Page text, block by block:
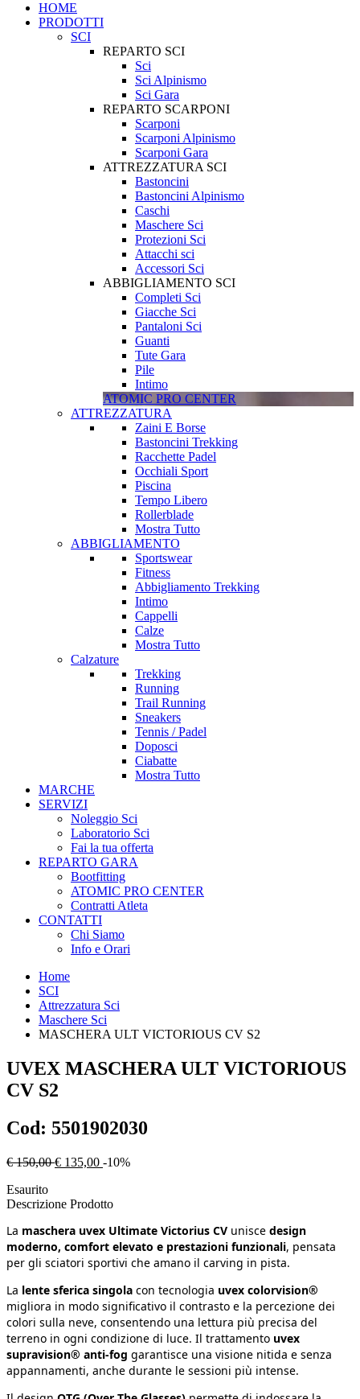
HOME
PRODOTTI
SCI
REPARTO SCI
Sci
Sci Alpinismo
Sci Gara
REPARTO SCARPONI
Scarponi
Scarponi Alpinismo
Scarponi Gara
ATTREZZATURA SCI
Bastoncini
Bastoncini Alpinismo
Caschi
Maschere Sci
Protezioni Sci
Attacchi sci
Accessori Sci
ABBIGLIAMENTO SCI
Completi Sci
Giacche Sci
Pantaloni Sci
Guanti
Tute Gara
Pile
Intimo
ATOMIC PRO CENTER
ATTREZZATURA
Zaini E Borse
Bastoncini Trekking
Racchette Padel
Occhiali Sport
Piscina
Tempo Libero
Rollerblade
Mostra Tutto
ABBIGLIAMENTO
Sportswear
Fitness
Abbigliamento Trekking
Intimo
Cappelli
Calze
Mostra Tutto
Calzature
Trekking
Running
Trail Running
Sneakers
Tennis / Padel
Doposci
Ciabatte
Mostra Tutto
MARCHE
SERVIZI
Noleggio Sci
Laboratorio Sci
Fai la tua offerta
REPARTO GARA
Bootfitting
ATOMIC PRO CENTER
Contratti Atleta
CONTATTI
Chi Siamo
Info e Orari
Home
SCI
Attrezzatura Sci
Maschere Sci
MASCHERA ULT VICTORIOUS CV S2
UVEX MASCHERA ULT VICTORIOUS
CV S2
Cod: 5501902030
€ 150,00 € 135,00 -10%
Esaurito
Descrizione Prodotto
La maschera uvex Ultimate Victorius CV unisce design
moderno, comfort elevato e prestazioni funzionali, pensata
per gli sciatori sportivi che amano il carving in pista.
La lente sferica singola con tecnologia uvex colorvision®
migliora in modo significativo il contrasto e la percezione dei
colori sulla neve, consentendo una lettura più precisa del
terreno in ogni condizione di luce. Il trattamento uvex
supravision® anti-fog garantisce una visione nitida e senza
appannamenti, anche durante le sessioni più intense.